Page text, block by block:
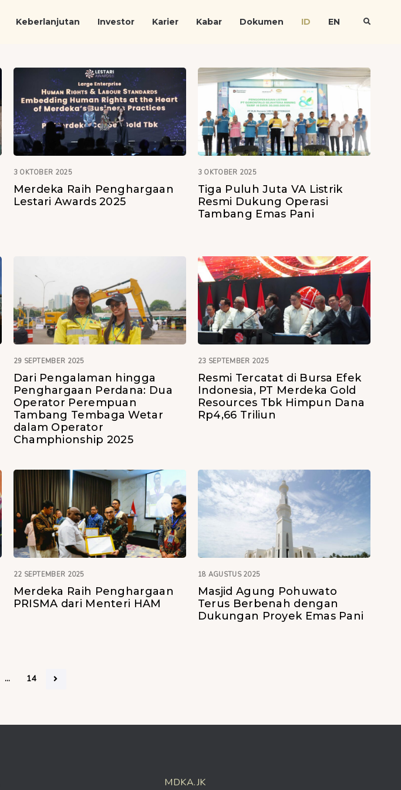
Keberlanjutan Investor Karier Kabar Dokumen ID EN
3 OKTOBER 2025
Merdeka Raih Penghargaan
Lestari Awards 2025
3 OKTOBER 2025
Tiga Puluh Juta VA Listrik
Resmi Dukung Operasi
Tambang Emas Pani
29 SEPTEMBER 2025
Dari Pengalaman hingga
Penghargaan Perdana: Dua
Operator Perempuan
Tambang Tembaga Wetar
dalam Operator
Champhionship 2025
23 SEPTEMBER 2025
Resmi Tercatat di Bursa Efek
Indonesia, PT Merdeka Gold
Resources Tbk Himpun Dana
Rp4,66 Triliun
22 SEPTEMBER 2025
Merdeka Raih Penghargaan
PRISMA dari Menteri HAM
18 AGUSTUS 2025
Masjid Agung Pohuwato
Terus Berbenah dengan
Dukungan Proyek Emas Pani
… 14
MDKA.JK